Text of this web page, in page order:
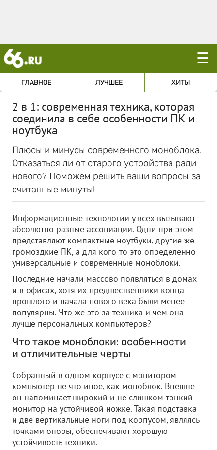
☰
ГЛАВНОЕ ЛУЧШЕЕ ХИТЫ
2 в 1: современная техника, которая
соединила в себе особенности ПК и
ноутбука
Плюсы и минусы современного моноблока.
Отказаться ли от старого устройства ради
нового? Поможем решить ваши вопросы за
считанные минуты!
Информационные технологии у всех вызывают
абсолютно разные ассоциации. Одни при этом
представляют компактные ноутбуки, другие же —
громоздкие ПК, а для кого-то это определенно
универсальные и современные моноблоки.
Последние начали массово появляться в домах
и в офисах, хотя их предшественники конца
прошлого и начала нового века были менее
популярны. Что же это за техника и чем она
лучше персональных компьютеров?
Что такое моноблоки: особенности
и отличительные черты
Собранный в одном корпусе с монитором
компьютер не что иное, как моноблок. Внешне
он напоминает широкий и не слишком тонкий
монитор на устойчивой ножке. Такая подставка
и две вертикальные ноги под корпусом, являясь
точками опоры, обеспечивают хорошую
устойчивость техники.